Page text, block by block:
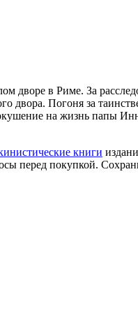
дворе в Риме. За
двора. Погоня за
на жизнь папы
книги
перед покупкой.